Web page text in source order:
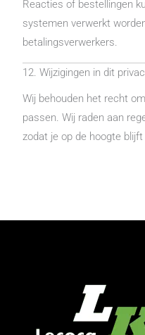
Reacties of bestellingen
systemen verwerkt
betalingsverwerkers.
12. Wijzigingen in dit
Wij behouden het recht
passen. Wij raden aan
zodat je op de hoogte